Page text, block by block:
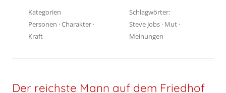
Kategorien
Personen ·Charakter ·
Kraft
Schlagwörter:
Steve Jobs · Mut ·
Meinungen
Der reichste Mann auf dem Friedhof